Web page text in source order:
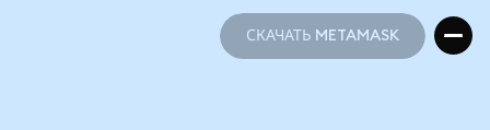
СКАЧАТЬ METAMASK